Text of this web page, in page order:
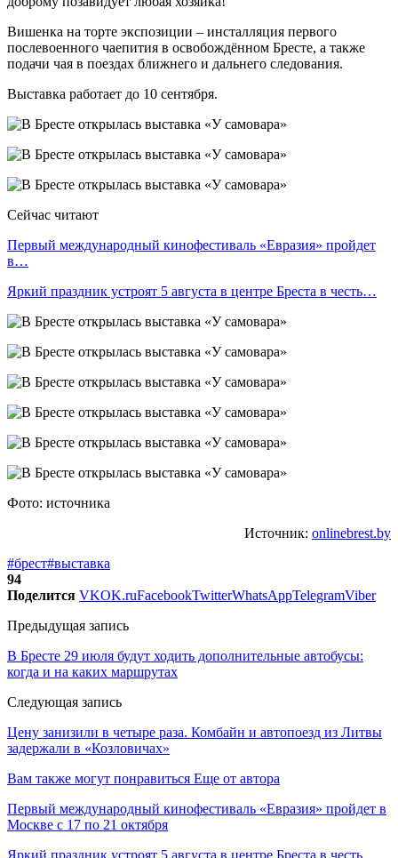
Вишенка на торте экспозиции – инсталляция первого
послевоенного чаепития в освобождённом Бресте, а также
подачи чая в поездах ближнего и дальнего следования.
Выставка работает до 10 сентября.
Сейчас читают
Первый международный кинофестиваль «Евразия» пройдет
в…
Яркий праздник устроят 5 августа в центре Бреста в честь…
Фото: источника
Источник: onlinebrest.by
#брест#выставка
94
Поделится VKOK.ruFacebookTwitterWhatsAppTelegramViber
Предыдущая запись
В Бресте 29 июля будут ходить дополнительные автобусы:
когда и на каких маршрутах
Следующая запись
Цену занизили в четыре раза. Комбайн и автопоезд из Литвы
задержали в «Козловичах»
Вам также могут понравиться Еще от автора
Первый международный кинофестиваль «Евразия» пройдет в
Москве с 17 по 21 октября
Яркий праздник устроят 5 августа в центре Бреста в честь